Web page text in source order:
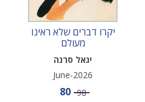
יקרו דברים שלא ראינו
מעולם
יגאל סרנה
June-2026
Sale price
80 Price
98